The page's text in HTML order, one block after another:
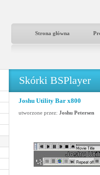
Strona główna
Skórki BSPlayer
Joshu Utility Bar x800
utworzone przez: Joshu Petersen